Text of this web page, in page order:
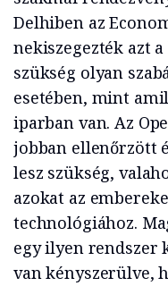
Delhiben az
nekiszegezték azt
szükség olyan
esetében, mint
iparban van. Az
jobban ellenőrzött
lesz szükség,
azokat az
technológiához.
egy ilyen rendszer
van kényszerülve,